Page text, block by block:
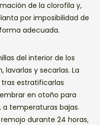
de la clorofila y,
por imposibilidad de
adecuada.
del interior de los
y secarlas. La
estratificarlas
en otoño para
temperaturas bajas.
durante 24 horas,